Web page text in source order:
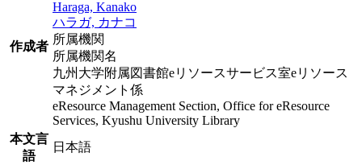
作成者
Haraga, Kanako
ハラガ, カナコ
所属機関
所属機関名
九州大学附属図書館eリソースサービス室eリソース
マネジメント係
eResource Management Section, Office for eResource
Services, Kyushu University Library
本文言
語
日本語